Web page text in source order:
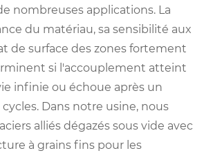
nombreuses applications. La
du matériau, sa sensibilité aux
de surface des zones fortement
si l'accouplement atteint
infinie ou échoue après un
Dans notre usine, nous
alliés dégazés sous vide avec
à grains fins pour les